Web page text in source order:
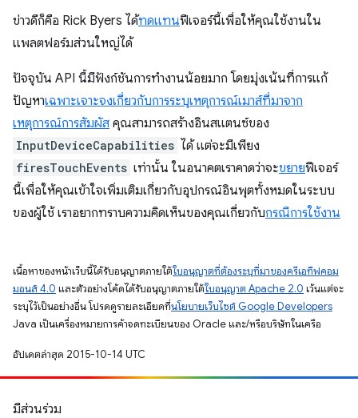
ข่าวดีก็คือ Rick Byers ได้ทดแทนฟีเจอร์นี้เพื่อให้คุณใช้งานใน
แพลตฟอร์มส่วนใหญ่ได้
ปัจจุบัน API นี้มีฟังก์ชันการทำงานน้อยมาก โดยมุ่งเน้นที่การแก้
ปัญหาเฉพาะเจาะจงเกี่ยวกับการระบุเหตุการณ์เมาส์ที่มาจาก
เหตุการณ์การสัมผัส คุณสามารถสร้างอินสแตนซ์ของ
InputDeviceCapabilities ได้ แต่จะมีเพียง
firesTouchEvents เท่านั้น ในอนาคตเราคาดว่าจะขยายฟีเจอร์
นี้เพื่อให้คุณเข้าใจเพิ่มเติมเกี่ยวกับอุปกรณ์อินพุตทั้งหมดในระบบ
ของผู้ใช้ เราอยากทราบความคิดเห็นของคุณเกี่ยวกับกรณีการใช้งาน
เนื้อหาของหน้าเว็บนี้ได้รับอนุญาตภายใต้ใบอนุญาตที่ต้องระบุที่มาของครีเอทีฟคอม
มอนส์ 4.0 และตัวอย่างโค้ดได้รับอนุญาตภายใต้ใบอนุญาต Apache 2.0 เว้นแต่จะ
ระบุไว้เป็นอย่างอื่น โปรดดูรายละเอียดที่นโยบายเว็บไซต์ Google Developers
Java เป็นเครื่องหมายการค้าจดทะเบียนของ Oracle และ/หรือบริษัทในเครือ
อัปเดตล่าสุด 2015-10-14 UTC
มีส่วนร่วม